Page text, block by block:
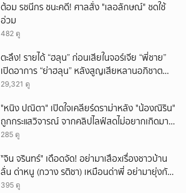
ต้อม รชนีกร ชนะคดี! ศาลสั่ง "เลอลักษณ์" ชดใช้
อ่วม
482 ดู
ตะลึง! รายได้ “ฮลุน” ก่อนเสียในจอร์เจีย “พี่ชาย”
เปิดอาการ “ย่าฮลุน” หลังสูญเสียหลานอภิชาต
บุตร!
29,321 ดู
"หนิง ปณิตา" เปิดใจเคลียร์ดราม่าหลัง "น้องณิริน"
ถูกกระแสวิจารณ์ จากคลิปไลฟ์สดไม่อยากเกิดมา
หน้าเหมือนพ่อ
285 ดู
ั่"จิน จรินทร์" เดือดจัด! อย่ามาเสือxเรื่องชาวบ้าน
ลั่น ด่าหนู (กวาง รติชา) เหมือนด่าพี่ อย่ามายุ่งกับ
คนของผม จบ!!!
395 ดู